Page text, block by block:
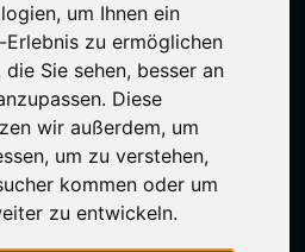
um Ihnen ein
zu ermöglichen
Sie sehen, besser an
Diese
wir außerdem, um
um zu verstehen,
kommen oder um
zu entwickeln.